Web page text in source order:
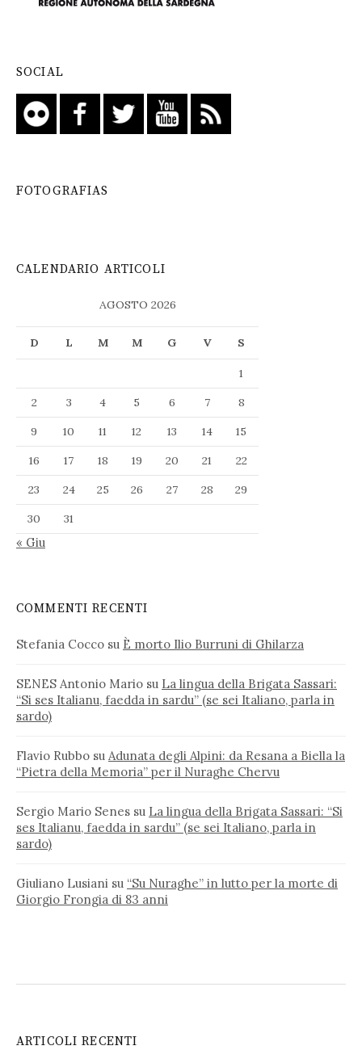
SOCIAL
FOTOGRAFIAS
CALENDARIO ARTICOLI
AGOSTO 2026
D L M M G V S
1
2
3 4 5 6 7
8
9
10 11 12 13 14
15
16
17 18 19 20 21
22
23
24 25 26 27 28
29
30
31
« Giu
COMMENTI RECENTI
Stefania Cocco su È morto Ilio Burruni di Ghilarza
SENES Antonio Mario su La lingua della Brigata Sassari:
“Si ses Italianu, faedda in sardu” (se sei Italiano, parla in
sardo)
Flavio Rubbo su Adunata degli Alpini: da Resana a Biella la
“Pietra della Memoria” per il Nuraghe Chervu
Sergio Mario Senes su La lingua della Brigata Sassari: “Si
ses Italianu, faedda in sardu” (se sei Italiano, parla in
sardo)
Giuliano Lusiani su “Su Nuraghe” in lutto per la morte di
Giorgio Frongia di 83 anni
ARTICOLI RECENTI